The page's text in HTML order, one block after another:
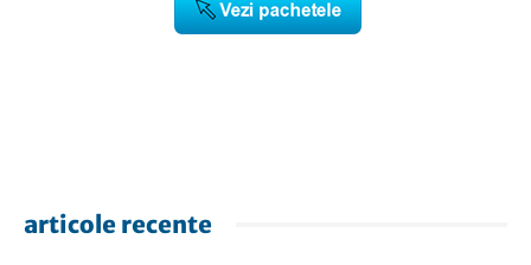
articole recente